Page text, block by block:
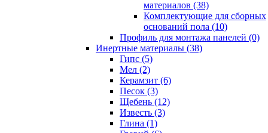
материалов (38)
Комплектующие для сборных
оснований пола (10)
Профиль для монтажа панелей (0)
Инертные материалы (38)
Гипс (5)
Мел (2)
Керамзит (6)
Песок (3)
Щебень (12)
Известь (3)
Глина (1)